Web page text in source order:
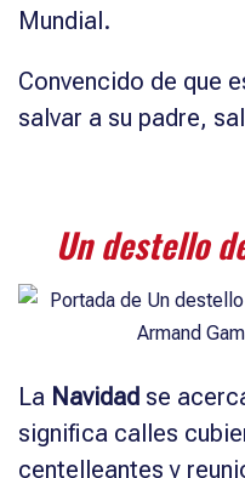
Mundial.
Convencido de que
salvar a su padre,
Un destello
La Navidad se
significa calles
centelleantes y